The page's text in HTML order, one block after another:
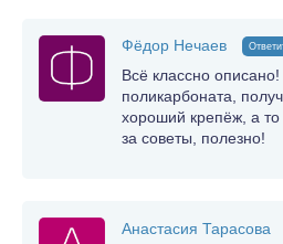
Фёдор Нечаев
Всё классно
поликарбоната,
хороший крепёж, а то
за советы, полезно!
Анастасия Тарасова